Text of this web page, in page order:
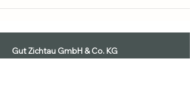
Gut Zichtau GmbH & Co. KG